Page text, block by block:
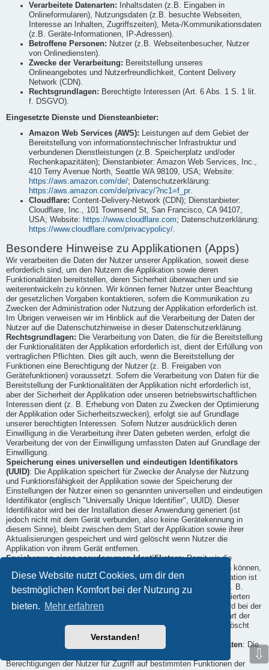
Diese Website nutzt Cookies, um dir den
bestmöglichen Komfort bei der Nutzung zu
bieten. Mehr erfahren
Verstanden!
Verarbeitete Datenarten: Inhaltsdaten (z.B. Eingaben in
Onlineformularen), Nutzungsdaten (z.B. besuchte Webseiten,
Interesse an Inhalten, Zugriffszeiten), Meta-/Kommunikationsdaten
(z.B. Geräte-Informationen, IP-Adressen).
Betroffene Personen: Nutzer (z.B. Webseitenbesucher, Nutzer
von Onlinediensten).
Zwecke der Verarbeitung: Bereitstellung unseres
Onlineangebotes und Nutzerfreundlichkeit, Content Delivery
Network (CDN).
Rechtsgrundlagen: Berechtigte Interessen (Art. 6 Abs. 1 S. 1 lit.
f. DSGVO).
Eingesetzte Dienste und Diensteanbieter:
Amazon Web Services (AWS): Leistungen auf dem Gebiet der
Bereitstellung von informationstechnischer Infrastruktur und
verbundenen Dienstleistungen (z.B. Speicherplatz und/oder
Rechenkapazitäten); Dienstanbieter: Amazon Web Services, Inc.,
410 Terry Avenue North, Seattle WA 98109, USA; Website:
https://aws.amazon.com/de/; Datenschutzerklärung:
https://aws.amazon.com/de/privacy/?nc1=f_pr.
Cloudflare: Content-Delivery-Network (CDN); Dienstanbieter:
Cloudflare, Inc., 101 Townsend St, San Francisco, CA 94107,
USA; Website: https://www.cloudflare.com; Datenschutzerklärung:
https://www.cloudflare.com/privacypolicy/.
Besondere Hinweise zu Applikationen (Apps)
Wir verarbeiten die Daten der Nutzer unserer Applikation, soweit diese
erforderlich sind, um den Nutzern die Applikation sowie deren
Funktionalitäten bereitstellen, deren Sicherheit überwachen und sie
weiterentwickeln zu können. Wir können ferner Nutzer unter Beachtung
der gesetzlichen Vorgaben kontaktieren, sofern die Kommunikation zu
Zwecken der Administration oder Nutzung der Applikation erforderlich ist.
Im Übrigen verweisen wir im Hinblick auf die Verarbeitung der Daten der
Nutzer auf die Datenschutzhinweise in dieser Datenschutzerklärung.
Rechtsgrundlagen: Die Verarbeitung von Daten, die für die Bereitstellung
der Funktionalitäten der Applikation erforderlich ist, dient der Erfüllung von
vertraglichen Pflichten. Dies gilt auch, wenn die Bereitstellung der
Funktionen eine Berechtigung der Nutzer (z. B. Freigaben von
Gerätefunktionen) voraussetzt. Sofern die Verarbeitung von Daten für die
Bereitstellung der Funktionalitäten der Applikation nicht erforderlich ist,
aber der Sicherheit der Applikation oder unseren betriebswirtschaftlichen
Interessen dient (z. B. Erhebung von Daten zu Zwecken der Optimierung
der Applikation oder Sicherheitszwecken), erfolgt sie auf Grundlage
unserer berechtigten Interessen. Sofern Nutzer ausdrücklich deren
Einwilligung in die Verarbeitung ihrer Daten gebeten werden, erfolgt die
Verarbeitung der von der Einwilligung umfassten Daten auf Grundlage der
Einwilligung.
Speicherung eines universellen und eindeutigen Identifikators
(UUID): Die Applikation speichert für Zwecke der Analyse der Nutzung
und Funktionsfähigkeit der Applikation sowie der Speicherung der
Einstellungen der Nutzer einen so genannten universellen und eindeutigen
Identifikator (englisch "Universally Unique Identifier", UUID). Dieser
Identifikator wird bei der Installation dieser Anwendung generiert (ist
jedoch nicht mit dem Gerät verbunden, also keine Gerätekennung in
diesem Sinne), bleibt zwischen dem Start der Applikation sowie ihrer
Aktualisierungen gespeichert und wird gelöscht wenn Nutzer die
Applikation von ihrem Gerät entfernen.
Speicherung eines pseudonymen Identifikators: Damit wir die
Applikation bereitstellen und ihre Funktionsfähigkeit sicherstellen können,
verwenden wir einen pseudonymen Identifikator. Der die Identifikation ist
ein mathematischer Wert (d. h. es werden keine Klardaten, wie z. B.
Namen verwendet), der einem Gerät und/ oder der auf ihm installierten
Installation der Applikation zugeordnet ist. Dieser Identifikator wird bei der
Installation dieser Anwendung generiert, bleibt zwischen dem Start der
Applikation sowie ihrer Aktualisierungen gespeichert und wird gelöscht
wenn Nutzer die Applikation von dem Gerät entfernen.
Geräteberechtigungen für den Zugriff auf Funktionen und Daten: Die
Berechtigungen der Nutzer für Zugriff auf bestimmten Funktionen der
⇩